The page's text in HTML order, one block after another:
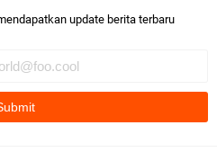
Alloh berikan pemahaman yg
update berita terbaru